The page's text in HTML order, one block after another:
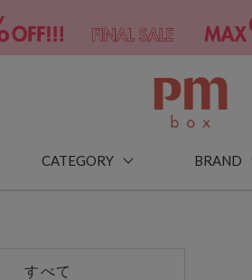
CATEGORY BRAND
すべて